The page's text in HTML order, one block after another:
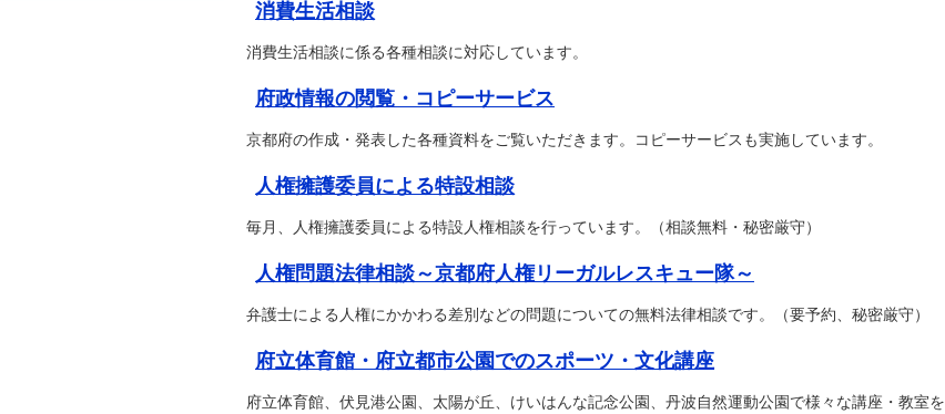
消費生活相談
消費生活相談に係る各種相談に対応しています。
府政情報の閲覧・コピーサービス
京都府の作成・発表した各種資料をご覧いただきます。コピーサービスも実施しています。
人権擁護委員による特設相談
毎月、人権擁護委員による特設人権相談を行っています。（相談無料・秘密厳守）
人権問題法律相談～京都府人権リーガルレスキュー隊～
弁護士による人権にかかわる差別などの問題についての無料法律相談です。（要予約、秘密厳守）
府立体育館・府立都市公園でのスポーツ・文化講座
府立体育館、伏見港公園、太陽が丘、けいはんな記念公園、丹波自然運動公園で様々な講座・教室を